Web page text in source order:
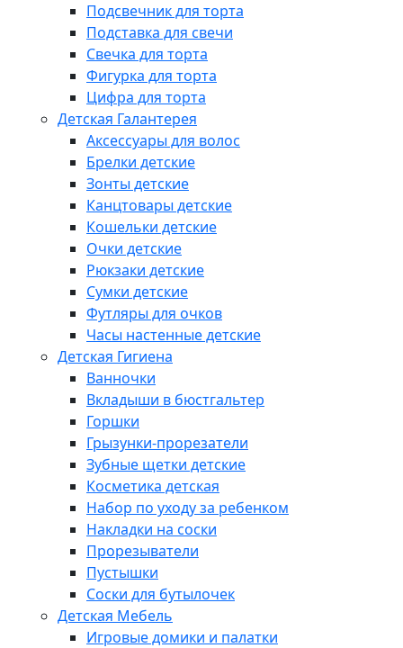
Подсвечник для торта
Подставка для свечи
Свечка для торта
Фигурка для торта
Цифра для торта
Детская Галантерея
Аксессуары для волос
Брелки детские
Зонты детские
Канцтовары детские
Кошельки детские
Очки детские
Рюкзаки детские
Сумки детские
Футляры для очков
Часы настенные детские
Детская Гигиена
Ванночки
Вкладыши в бюстгальтер
Горшки
Грызунки-прорезатели
Зубные щетки детские
Косметика детская
Набор по уходу за ребенком
Накладки на соски
Прорезыватели
Пустышки
Соски для бутылочек
Детская Мебель
Игровые домики и палатки